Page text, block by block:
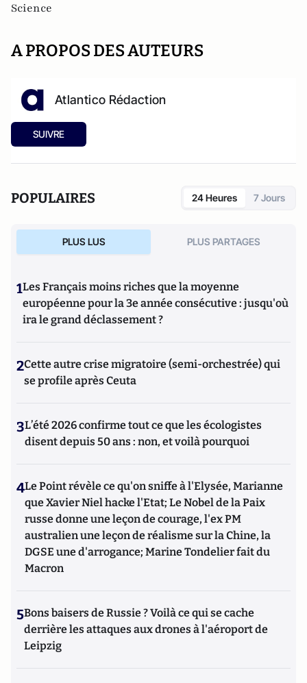
Science
A PROPOS DES AUTEURS
Atlantico Rédaction
SUIVRE
POPULAIRES 24 Heures 7 Jours
PLUS LUS PLUS PARTAGES
1Les Français moins riches que la moyenne
européenne pour la 3e année consécutive : jusqu'où
ira le grand déclassement ?
2Cette autre crise migratoire (semi-orchestrée) qui
se profile après Ceuta
3L’été 2026 confirme tout ce que les écologistes
disent depuis 50 ans : non, et voilà pourquoi
4Le Point révèle ce qu'on sniffe à l'Elysée, Marianne
que Xavier Niel hacke l'Etat; Le Nobel de la Paix
russe donne une leçon de courage, l'ex PM
australien une leçon de réalisme sur la Chine, la
DGSE une d'arrogance; Marine Tondelier fait du
Macron
5Bons baisers de Russie ? Voilà ce qui se cache
derrière les attaques aux drones à l'aéroport de
Leipzig